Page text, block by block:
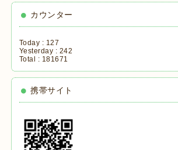
カウンター
Today : 127
Yesterday : 242
Total : 181671
携帯サイト